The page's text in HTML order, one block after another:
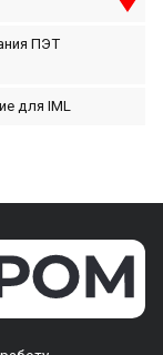
ПЭТ
для IML